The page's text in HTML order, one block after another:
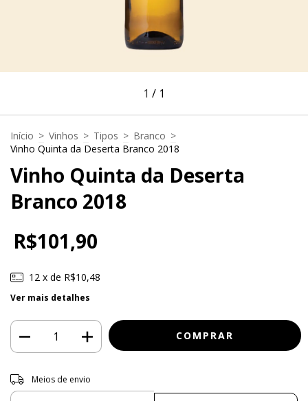
1 / 1
Início > Vinhos > Tipos > Branco >
Vinho Quinta da Deserta Branco 2018
Vinho Quinta da Deserta
Branco 2018
R$101,90
12 x de R$10,48
Ver mais detalhes
Entregas para o CEP:
Meios de envio